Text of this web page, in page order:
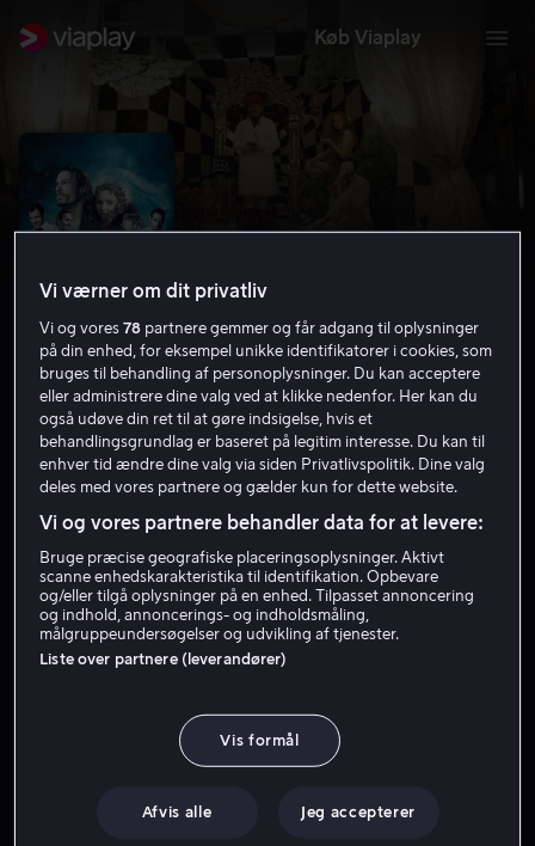
Køb Viaplay
The Imaginarium of Doctor
Parnassus
HD
Lej 49 kr
Køb 109 kr
En omrejsende skuespillertrup, hvis leder har indgået
En omrejsende skuespillertrup, hvis leder har indgået en
spejl for at udforske deres fantasi og give dem et valg
Vi værner om dit privatliv
Vi og vores78 partnere gemmer og får adgang til oplysninger
på din enhed, for eksempel unikke identifikatorer i cookies, som
bruges til behandling af personoplysninger. Du kan acceptere
eller administrere dine valg ved at klikke nedenfor. Her kan du
også udøve din ret til at gøre indsigelse, hvis et
behandlingsgrundlag er baseret på legitim interesse. Du kan til
enhver tid ændre dine valg via siden Privatlivspolitik. Dine valg
deles med vores partnere og gælder kun for dette website.
Vi og vores partnere behandler data for at levere:
Bruge præcise geografiske placeringsoplysninger. Aktivt
scanne enhedskarakteristika til identifikation. Opbevare
og/eller tilgå oplysninger på en enhed. Tilpasset annoncering
og indhold, annoncerings- og indholdsmåling,
målgruppeundersøgelser og udvikling af tjenester.
Liste over partnere (leverandører)
Vis formål
Afvis alle Jeg accepterer